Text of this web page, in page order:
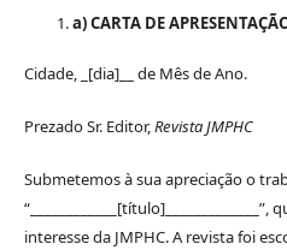
a) CARTA DE
Cidade, _[dia]__ de Mês de Ano.
Prezado Sr. Editor,Revista JMPHC
Submetemos à sua apreciação o
interesse da JMPHC. A revista foi